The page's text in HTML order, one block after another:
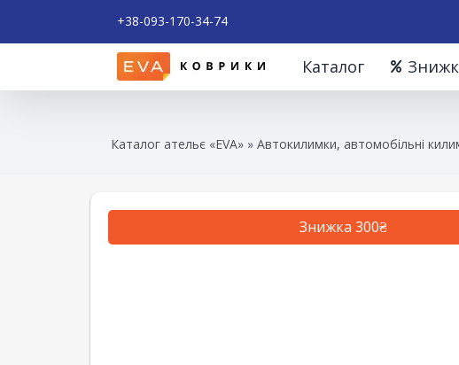
+38-093-170-34-74
Каталог
Каталог ательє «EVA»» Автокилимки, автомобільні
Знижка 300₴